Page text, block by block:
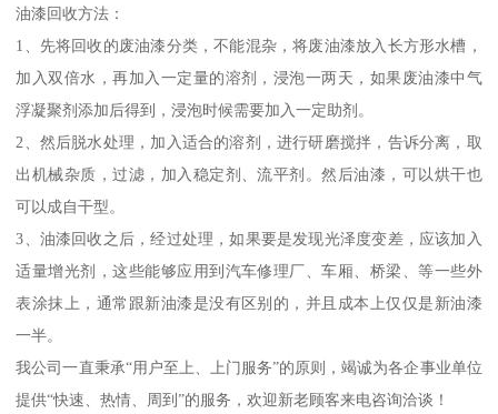
油漆回收方法：
1、先将回收的废油漆分类，不能混杂，将废油漆放入长方形水槽，
加入双倍水，再加入一定量的溶剂，浸泡一两天，如果废油漆中气
浮凝聚剂添加后得到，浸泡时候需要加入一定助剂。
2、然后脱水处理，加入适合的溶剂，进行研磨搅拌，告诉分离，取
出机械杂质，过滤，加入稳定剂、流平剂。然后油漆，可以烘干也
可以成自干型。
3、油漆回收之后，经过处理，如果要是发现光泽度变差，应该加入
适量增光剂，这些能够应用到汽车修理厂、车厢、桥梁、等一些外
表涂抹上，通常跟新油漆是没有区别的，并且成本上仅仅是新油漆
一半。
我公司一直秉承“用户至上、上门服务”的原则，竭诚为各企事业单位
提供“快速、热情、周到”的服务，欢迎新老顾客来电咨询洽谈！